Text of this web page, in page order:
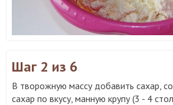
Шаг 2 из 6
В творожную массу добавить сахар,
сахар по вкусу, манную крупу (3 - 4